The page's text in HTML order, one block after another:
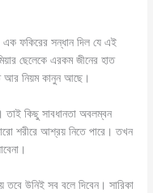
এক ফকিরের সন্ধান দিল যে এই
ছেলেকে এরকম জীনের হাত
আর নিয়ম কানুন আছে।
কিছু সাবধানতা অবলম্বন
শরীরে আশ্রয় নিতে পারে। তখন
উনিই সব বলে দিবেন। সারিকা